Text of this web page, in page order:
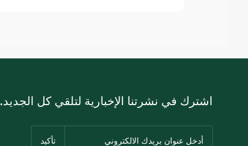
اشترك في نشرتنا الإخبارية لتلقي كل الجديد.